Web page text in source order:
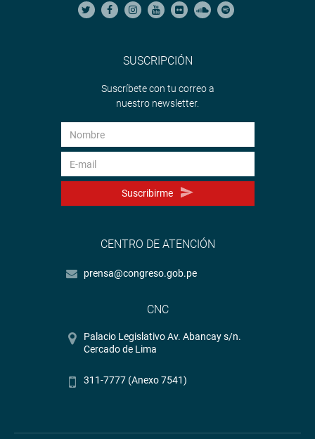
SUSCRIPCIÓN
Suscríbete con tu correo a
nuestro newsletter.
Suscribirme
CENTRO DE ATENCIÓN
prensa@congreso.gob.pe
CNC
Palacio Legislativo Av. Abancay s/n.
Cercado de Lima
311-7777 (Anexo 7541)